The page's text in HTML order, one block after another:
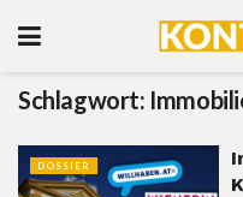
Schlagwort:
DOSSIER